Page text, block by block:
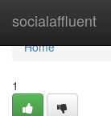
socialaffluent
Home
Home
1